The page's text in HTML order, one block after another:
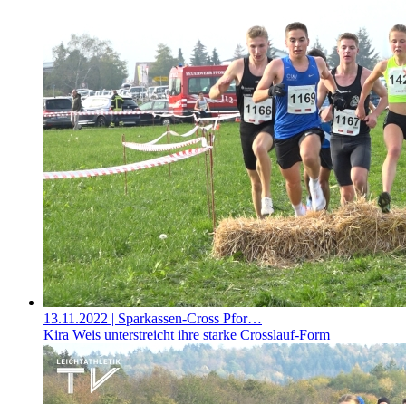
13.11.2022 | Sparkassen-Cross Pfor…
Kira Weis unterstreicht ihre starke Crosslauf-Form